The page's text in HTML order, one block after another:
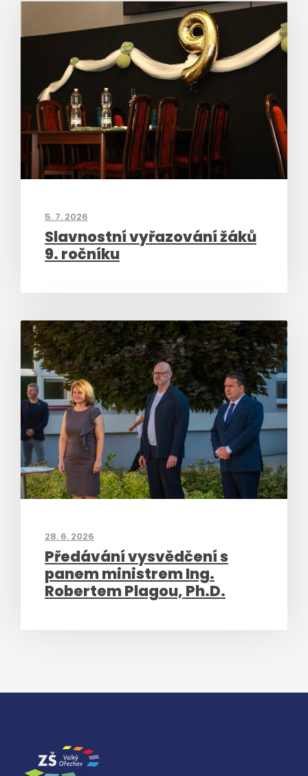
5. 7. 2026
Slavnostní vyřazování žáků
9. ročníku
28. 6. 2026
Předávání vysvědčení s
panem ministrem Ing.
Robertem Plagou, Ph.D.